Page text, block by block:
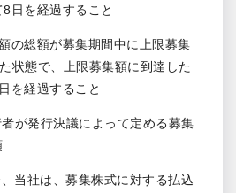
日を経過すること
の総額が募集期間中に上限募集
状態で、上限募集額に到達した
を経過すること
が発行決議によって定める募集
当社は、募集株式に対する払込